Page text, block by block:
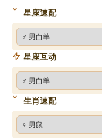
星座速配
星座互动
生肖速配